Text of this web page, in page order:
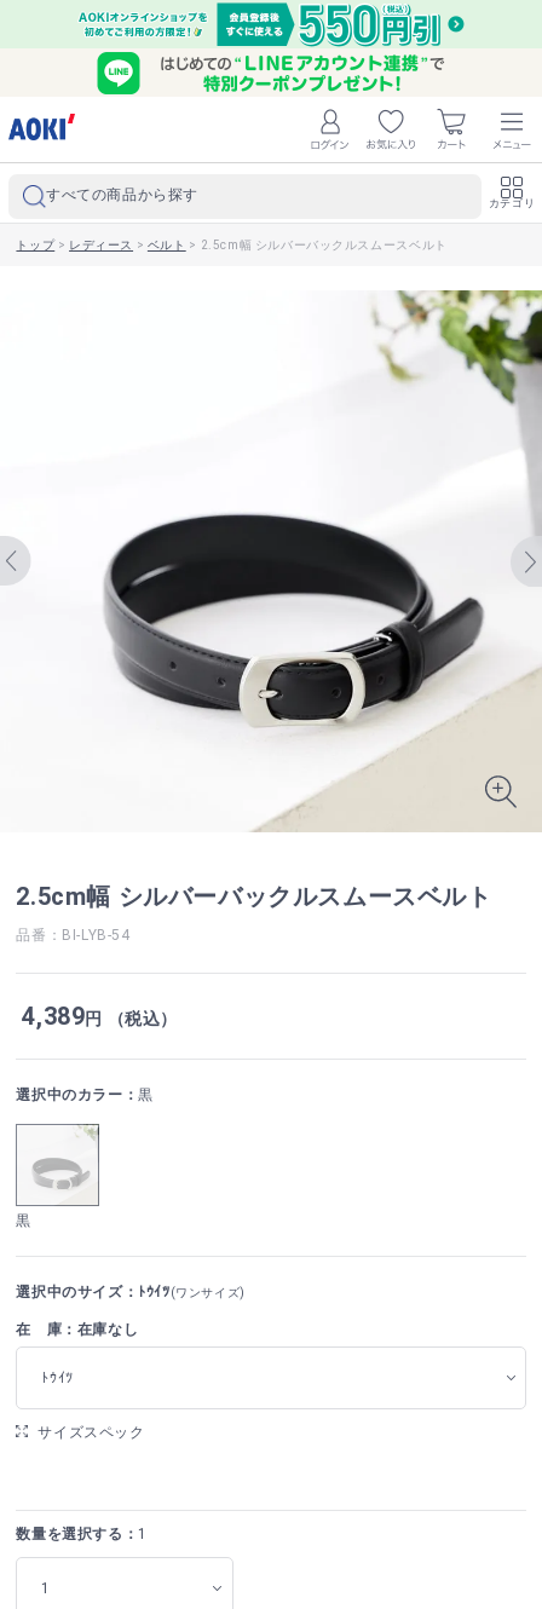
すべての商品から探す カテゴリ
トップ> レディース > ベルト > 2.5cm幅 シルバーバックルスムースベルト
2.5cm幅 シルバーバックルスムースベルト
品番：BI-LYB-54
4,389円 （税込）
選択中のカラー：黒
黒
選択中のサイズ：ﾄｳｲﾂ(ワンサイズ)
在 庫：在庫なし
ﾄｳｲﾂ
サイズスペック
数量を選択する： 1